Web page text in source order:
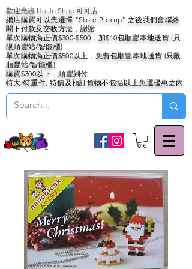
歡迎光臨 HoHo Shop 可可店
網店購買可以先選擇 "Store Pickup" 之後我們會聯絡
閣下付款及交收方法，謝謝
單次購物滿正價$300-$500，加$10包順豐本地送貨 (只
限順豐站/智能櫃)
單次購物滿正價$500以上，免費包順豐本地送貨 (只限
順豐站/智能櫃)
購買$300以下，順豐到付
特大/特重件, 特價及預訂貨物不包括以上免運優惠之內